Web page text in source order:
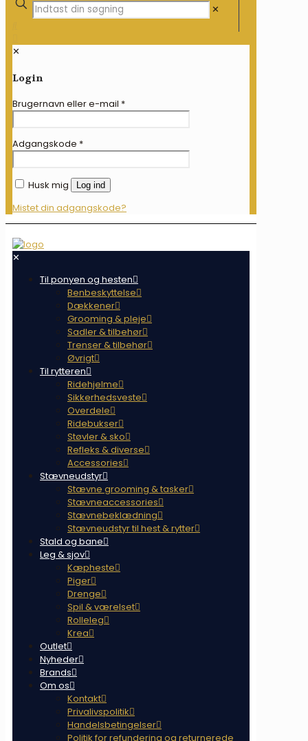
✕
✕
Login
Brugernavn eller e-mail *
Adgangskode *
Husk mig Log ind
Mistet din adgangskode?
✕
Til ponyen og hesten
Benbeskyttelse
Dækkener
Grooming & pleje
Sadler & tilbehør
Trenser & tilbehør
Øvrigt
Til rytteren
Ridehjelme
Sikkerhedsveste
Overdele
Ridebukser
Støvler & sko
Refleks & diverse
Accessories
Stævneudstyr
Stævne grooming & tasker
Stævneaccessories
Stævnebeklædning
Stævneudstyr til hest & rytter
Stald og bane
Leg & sjov
Kæpheste
Piger
Drenge
Spil & værelset
Rolleleg
Krea
Outlet
Nyheder
Brands
Om os
Kontakt
Privalivspolitik
Handelsbetingelser
Politik for refundering og returnerede